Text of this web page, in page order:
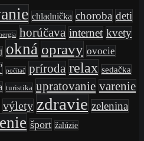
chladnička choroba deti
horúčava internet kvety
okná opravy ovocie
počítač príroda relax sedačka
turistika upratovanie varenie
výlety zdravie zelenina
šport žalúzie